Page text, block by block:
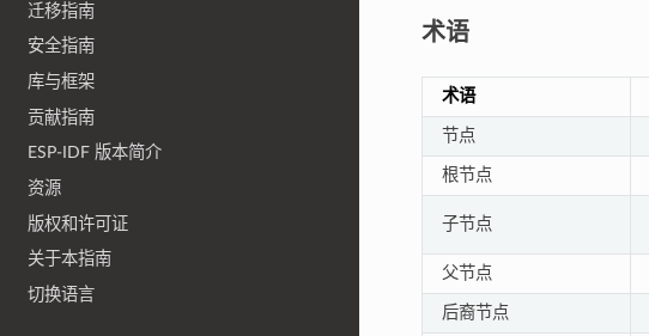
迁移指南
安全指南
库与框架
贡献指南
ESP-IDF 版本简介
资源
版权和许可证
关于本指南
切换语言
术语
术语
节点
根节点
子节点
父节点
后裔节点